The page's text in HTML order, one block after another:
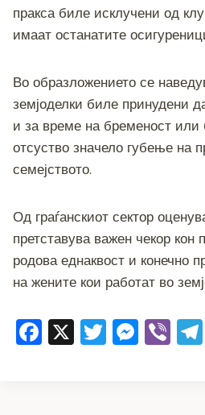
пракса биле исклучени од
имаат останатите
Во образложението се
земјоделки биле принудени
и за време на бременост или
отсуство значело губење на
семејството.
Од граѓанскиот сектор
претставува важен чекор кон
родова еднаквост и конечно
на жените кои работат во
F X T M Vi